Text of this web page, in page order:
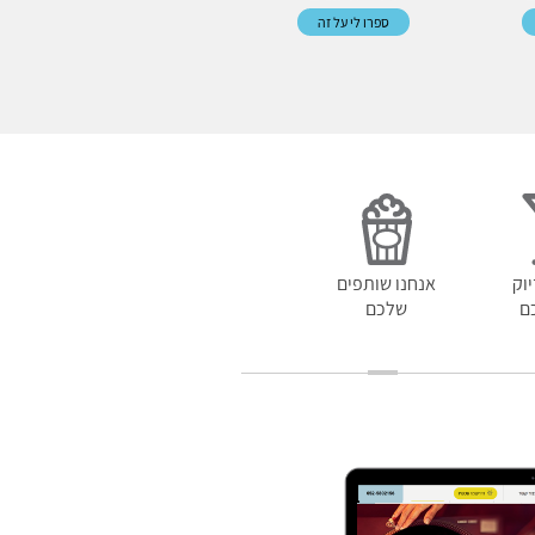
ספרו לי על זה
אנחנו שותפים
שלכם